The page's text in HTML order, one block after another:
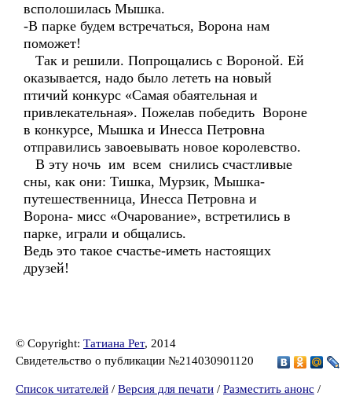
всполошилась Мышка.
-В парке будем встречаться, Ворона нам
поможет!
Так и решили. Попрощались с Вороной. Ей
оказывается, надо было лететь на новый
птичий конкурс «Самая обаятельная и
привлекательная». Пожелав победить Вороне
в конкурсе, Мышка и Инесса Петровна
отправились завоевывать новое королевство.
В эту ночь им всем снились счастливые
сны, как они: Тишка, Мурзик, Мышка-
путешественница, Инесса Петровна и
Ворона- мисс «Очарование», встретились в
парке, играли и общались.
Ведь это такое счастье-иметь настоящих
друзей!
© Copyright: Татиана Рет, 2014
Свидетельство о публикации №214030901120
Список читателей / Версия для печати / Разместить анонс /